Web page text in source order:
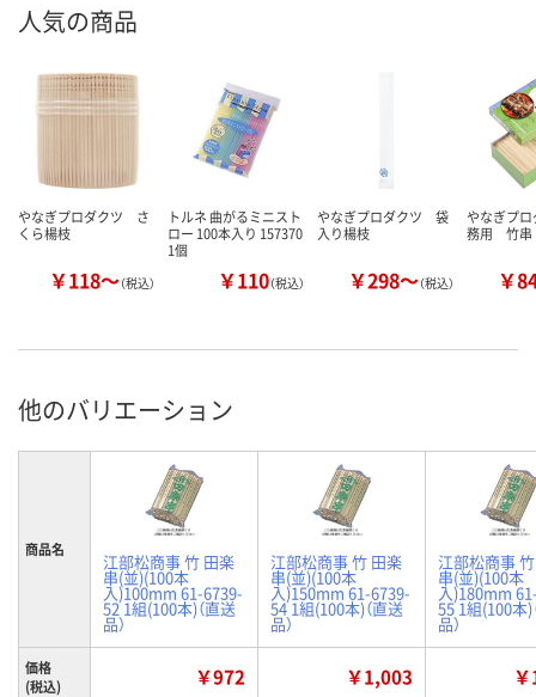
人気の商品
やなぎプロダクツ さ
くら楊枝
￥118～（税込）
トルネ 曲がるミニスト
ロー 100本入り 157370
1個
￥110（税込）
やなぎプロダクツ 袋
入り楊枝
￥298～（税込）
やなぎプ
務用 竹串
￥
他のバリエーション
商品名
江部松商事 竹 田楽
串(並)(100本
入)100mm 61-6739-
52 1組(100本)（直送
品）
江部松商事 竹 田楽
串(並)(100本
入)150mm 61-6739-
54 1組(100本)（直送
品）
江部松商事
串(並)(100本
入)180mm
55 1組(100本)
品）
価格
(税込)
￥972 ￥1,003